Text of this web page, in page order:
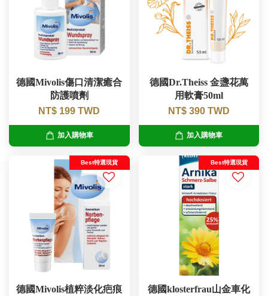
德國Mivolis傷口清潔癒合
防護噴劑
NT$ 199 TWD
加入購物車
德國Dr.Theiss 金盞花萬
用軟膏50ml
NT$ 390 TWD
加入購物車
Best特選現貨
德國Mivolis植粹淡化疤痕
Best特選現貨
德國klosterfrau山金車化